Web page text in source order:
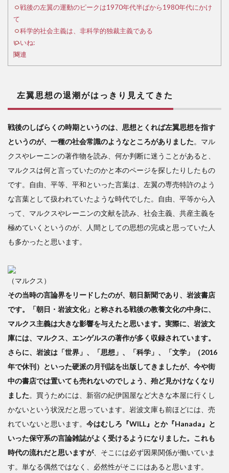
がは
っき
り見
えて
きた
2
左翼
の運
ピー
クは
1970
半ば
から
1980
にか
けて
3
社会
は、
非科
学的
主義
であ
る
戦後の左翼の運動のピークは1970年代半ばから1980年代にかけ
て
科学的社会主義は、非科学的独裁主義である
いいね:
関連
左翼思想の退潮がはっきり見えてきた
戦後のしばらくの時期というのは、思想とくれば左翼思想を指す
というのが、一種の社会常識のようなところがありました。マル
クスやレーニンの著作物を読み、何か判断に迷うことがあると、
マルクスは何と言っていたのかと本のページを探したりしたもの
です。自由、平等、平和といった言葉は、左翼の専売特許のよう
な言葉として扱われていたような時代でした。自由、平等から入
って、マルクスやレーニンの文献を読み、社会主義、共産主義を
極めていくというのが、人間としての思想の完成と思っていた人
も多かったと思います。
（マルクス）
その当時の言論界をリードしたのが、朝日新聞であり、岩波書店
です。「朝日・岩波文化」と称される戦後の教養文化の中身に、
マルクス主義は大きな影響を与えたと思います。実際に、岩波文
庫には、マルクス、エンゲルスの著作が多く収録されています。
さらに、岩波は「世界」、「思想」、「科学」、「文学」（2016
年で休刊）といった硬派の月刊誌を出版してきましたが、今や街
中の書店では置いても売れないのでしょう、殆ど見かけなくなり
ました。買うためには、新宿の紀伊国屋など大きな本屋に行くし
かないという状況だと思っています。岩波文庫も前ほどには、売
れていないと思います。 今はむしろ『WILL』とか『Hanada』と
いった保守系の言論雑誌がよく受けるようになりました。これも
時代の流れだと思いますが、そこには必ず因果関係が働いていま
す。単なる偶然ではなく、必然性がそこにはあると思います。